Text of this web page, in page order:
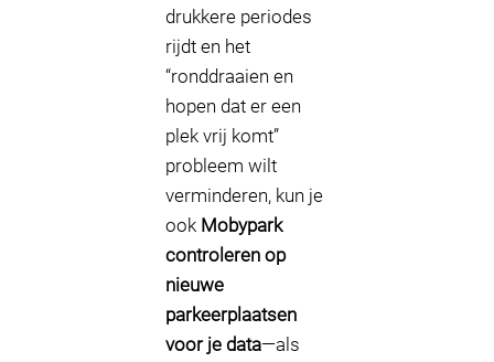
drukkere periodes
rijdt en het
“ronddraaien en
hopen dat er een
plek vrij komt”
probleem wilt
verminderen, kun je
ook Mobypark
controleren op
nieuwe
parkeerplaatsen
voor je data—als